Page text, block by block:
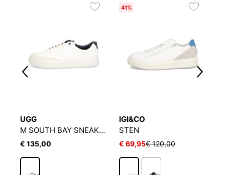
UGG
M SOUTH BAY SNEAKER LOW
€ 135,00
41%
IGI&CO
STEN
€ 69,95€ 120,00